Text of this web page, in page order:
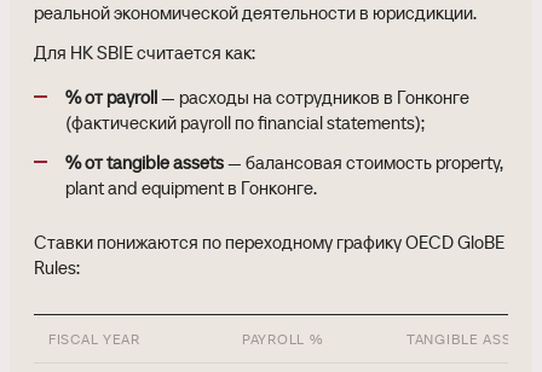
реальной экономической деятельности в юрисдикции.
Для HK SBIE считается как:
% от payroll— расходы на сотрудников в Гонконге
(фактический payroll по financial statements);
% от tangible assets— балансовая стоимость property,
plant and equipment в Гонконге.
Ставки понижаются по переходному графику OECD GloBE
Rules:
FISCAL YEAR PAYROLL % TANGIBLE